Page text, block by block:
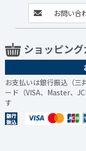
お問い合
ショッピン
お支払いは銀行振込（三
ード（VISA、Master、
す